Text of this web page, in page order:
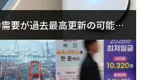
要が過去最高更新の可能性